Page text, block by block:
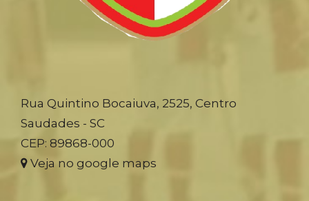
Rua Quintino Bocaiuva, 2525, Centro
Saudades - SC
CEP: 89868-000
Veja no google maps